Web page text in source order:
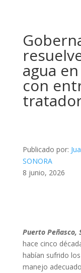
agua
con
Publicado por:
SONORA
8 junio, 2026
Puerto Peñasco,
hace cinco
habían sufrido
manejo